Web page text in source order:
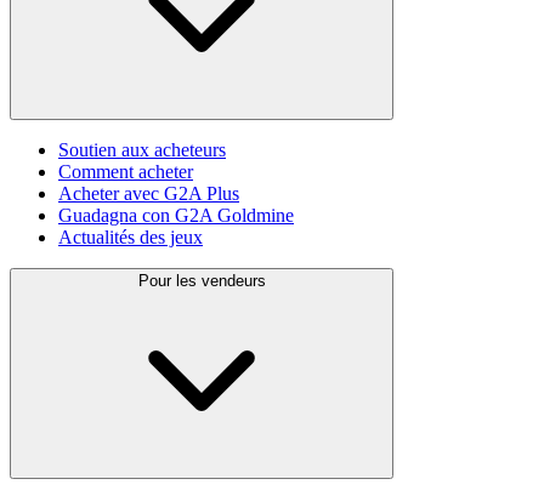
Soutien aux acheteurs
Comment acheter
Acheter avec G2A Plus
Guadagna con G2A Goldmine
Actualités des jeux
Pour les vendeurs